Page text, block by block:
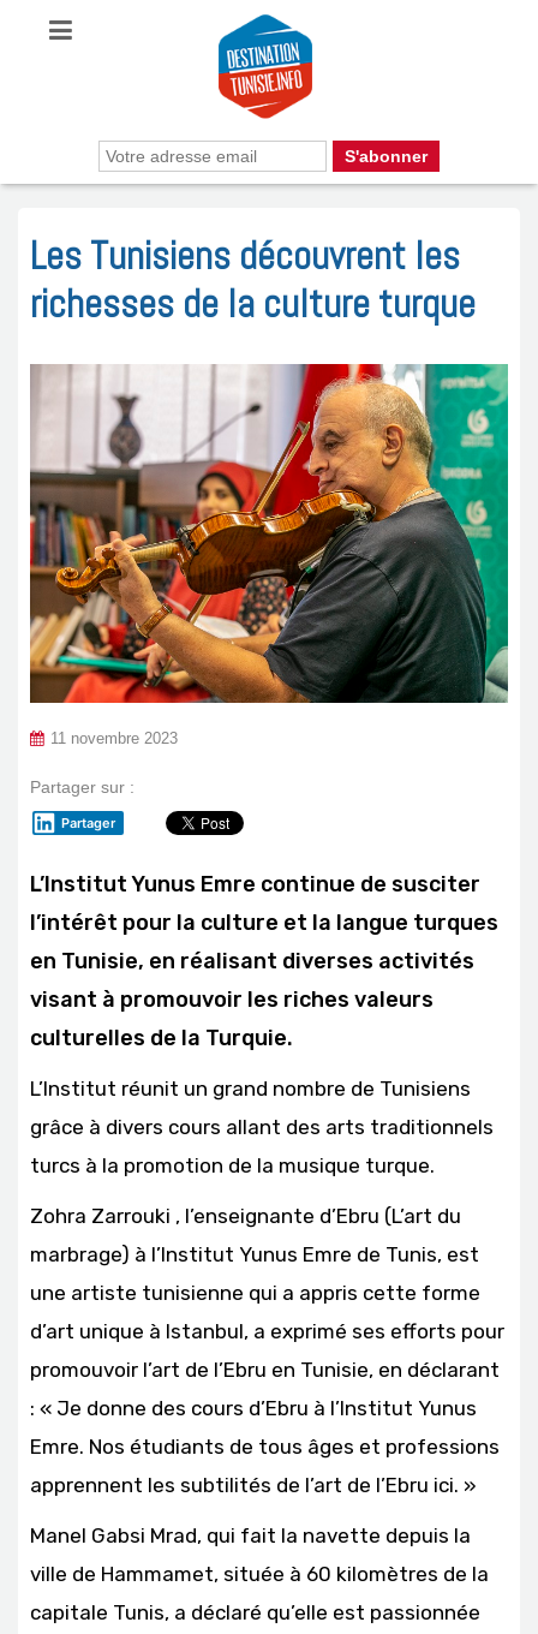
Les Tunisiens découvrent les
richesses de la culture turque
11 novembre 2023
Partager sur :
Partager
L’Institut Yunus Emre continue de susciter
l’intérêt pour la culture et la langue turques
en Tunisie, en réalisant diverses activités
visant à promouvoir les riches valeurs
culturelles de la Turquie.
L’Institut réunit un grand nombre de Tunisiens
grâce à divers cours allant des arts traditionnels
turcs à la promotion de la musique turque.
Zohra Zarrouki , l’enseignante d’Ebru (L’art du
marbrage) à l’Institut Yunus Emre de Tunis, est
une artiste tunisienne qui a appris cette forme
d’art unique à Istanbul, a exprimé ses efforts pour
promouvoir l’art de l’Ebru en Tunisie, en déclarant
: « Je donne des cours d’Ebru à l’Institut Yunus
Emre. Nos étudiants de tous âges et professions
apprennent les subtilités de l’art de l’Ebru ici. »
Manel Gabsi Mrad, qui fait la navette depuis la
ville de Hammamet, située à 60 kilomètres de la
capitale Tunis, a déclaré qu’elle est passionnée